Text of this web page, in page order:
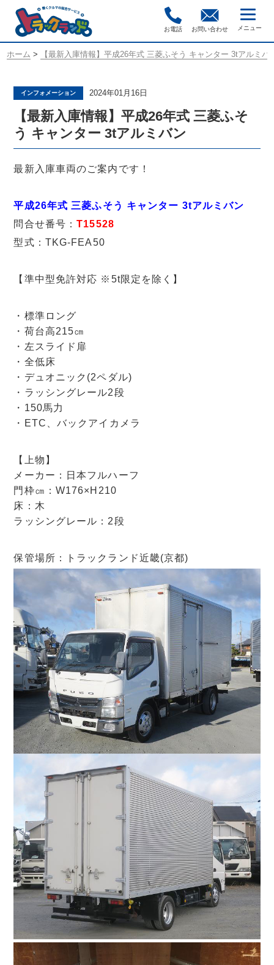
お電話 お問い合わせ
ホーム > 【最新入庫情報】平成26年式 三菱ふそう キャンター 3tアルミバ
インフォメーション 2024年01月16日
【最新入庫情報】平成26年式 三菱ふそ
う キャンター 3tアルミバン
最新入庫車両のご案内です！
平成26年式 三菱ふそう キャンター 3tアルミバン
問合せ番号：T15528
型式：TKG-FEA50
【準中型免許対応 ※5t限定を除く】
・標準ロング
・荷台高215㎝
・左スライド扉
・全低床
・デュオニック(2ペダル)
・ラッシングレール2段
・150馬力
・ETC、バックアイカメラ
【上物】
メーカー：日本フルハーフ
門枠㎝：W176×H210
床：木
ラッシングレール：2段
保管場所：トラックランド近畿(京都)